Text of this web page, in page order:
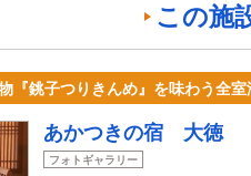
この施
『銚子つりきんめ』を味わう全室
あかつきの宿 大徳
フォトギャラリー